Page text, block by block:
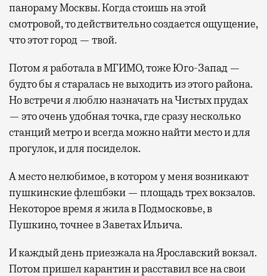
панораму Москвы. Когда стоишь на этой
смотровой, то действительно создается ощущение,
что этот город — твой.
Потом я работала в МГИМО, тоже Юго-Запад —
будто бы я старалась не выходить из этого района.
Но встречи я люблю назначать на Чистых прудах
— это очень удобная точка, где сразу несколько
станций метро и всегда можно найти место и для
прогулок, и для посиделок.
А место нелюбимое, в котором у меня возникают
пушкинские флешбэки — площадь трех вокзалов.
Некоторое время я жила в Подмосковье, в
Пушкино, точнее в Заветах Ильича.
И каждый день приезжала на Ярославский вокзал.
Потом пришел карантин и расставил все на свои